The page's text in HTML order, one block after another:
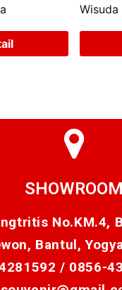
Wisuda
SHOWROOM
No.KM.4,
Bantul,
/ 0856-